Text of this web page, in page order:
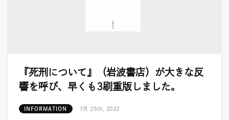
『死刑について』（岩波書店）が大きな反
響を呼び、早くも3刷重版しました。
INFORMATION 7月 25th, 2022